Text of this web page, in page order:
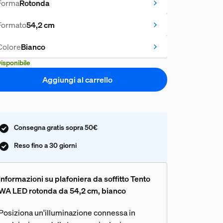
Rotonda
54,2 cm
Bianco
Aggiungi al carrello
Consegna gratis sopra 50€
Reso fino a 30 giorni
su plafoniera da soffitto Tento
LED rotonda da 54,2 cm, bianco
un'illuminazione connessa in